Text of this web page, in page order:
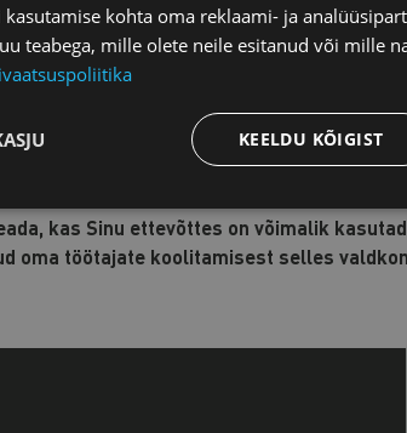
mehitamata sõidukeid ohutult ja
lahendada.
või hobis puuduvad kokku mehitamata
süsteemid).
kas Sinu ettevõttes on võimalik
oma töötajate koolitamisest selles
kohta oma reklaami- ja
teabega, mille olete neile esitanud või mille
KEELDU KÕIGIST